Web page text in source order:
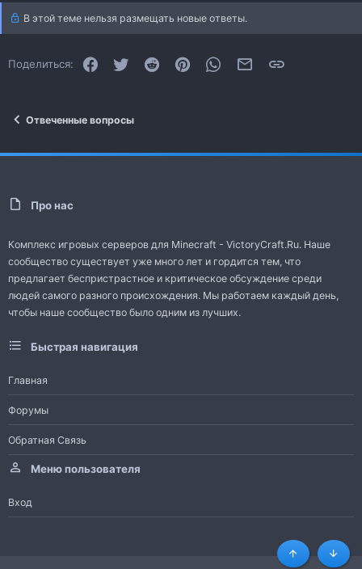
В этой теме нельзя размещать новые ответы.
Поделиться: FacebookTwitter Reddit PinterestWhatsAppЭлектронная почта
Отвеченные вопросы
Про нас
Комплекс игровых серверов для Minecraft - VictoryCraft.Ru. Наше
сообщество существует уже много лет и гордится тем, что
предлагает беспристрастное и критическое обсуждение среди
людей самого разного происхождения. Мы работаем каждый день,
чтобы наше сообщество было одним из лучших.
Быстрая навигация
Главная
Форумы
Обратная Связь
Меню пользователя
Вход
Сверху Снизу